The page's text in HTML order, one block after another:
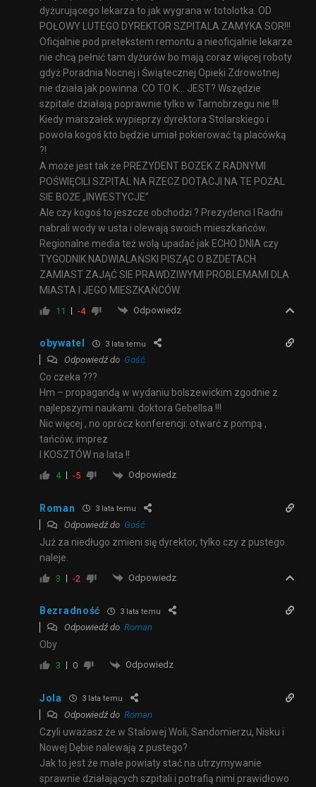
dyżurującego lekarza to jak wygrana w totolotka. OD
POŁOWY LUTEGO DYREKTOR SZPITALA ZAMYKA SOR!!!
Oficjalnie pod pretekstem remontu a nieoficjalnie lekarze
nie chcą pełnić tam dyżurów bo mają coraz więcej roboty
gdyż Poradnia Nocnej i Świątecznej Opieki Zdrowotnej
nie działa jak powinna. CO TO K… JEST? Wszędzie
szpitale działają poprawnie tylko w Tarnobrzegu nie !!!
Kiedy marszałek wypieprzy dyrektora Stolarskiego i
powoła kogoś kto będzie umiał pokierować tą placówką
?!
A może jest tak że PREZYDENT BOZEK Z RADNYMI
POŚWIĘCILI SZPITAL NA RZECZ DOTACJI NA TE POŻAL
SIE BOŻE „INWESTYCJE”
Ale czy kogoś to jeszcze obchodzi ? Prezydenci I Radni
nabrali wody w usta i olewają swoich mieszkańców.
Regionalne media też wolą upadać jak ECHO DNIA czy
TYGODNIK NADWIALAŃSKI PISZĄC O BZDETACH
ZAMIAST ZAJĄĆ SIE PRAWDZIWYMI PROBLEMAMI DLA
MIASTA I JEGO MIESZKAŃCÓW.
11 -4 Odpowiedz
obywatel 3 lata temu
Odpowiedź do Gość
Co czeka ???
Hm – propagandą w wydaniu bolszewickim zgodnie z
najlepszymi naukami. doktora Gebellsa !!!
Nic więcej , no oprócz konferencji: otwarć z pompą ,
tańców, imprez
I KOSZTÓW na lata !!
4 -5 Odpowiedz
Roman 3 lata temu
Odpowiedź do Gość
Już za niedługo zmieni się dyrektor, tylko czy z pustego
naleje.
3 -2 Odpowiedz
Bezradność 3 lata temu
Odpowiedź do Roman
Oby
3 0 Odpowiedz
Jola 3 lata temu
Odpowiedź do Roman
Czyli uważasz że w Stalowej Woli, Sandomierzu, Nisku i
Nowej Dębie nalewają z pustego?
Jak to jest że małe powiaty stać na utrzymywanie
sprawnie działających szpitali i potrafią nimi prawidłowo